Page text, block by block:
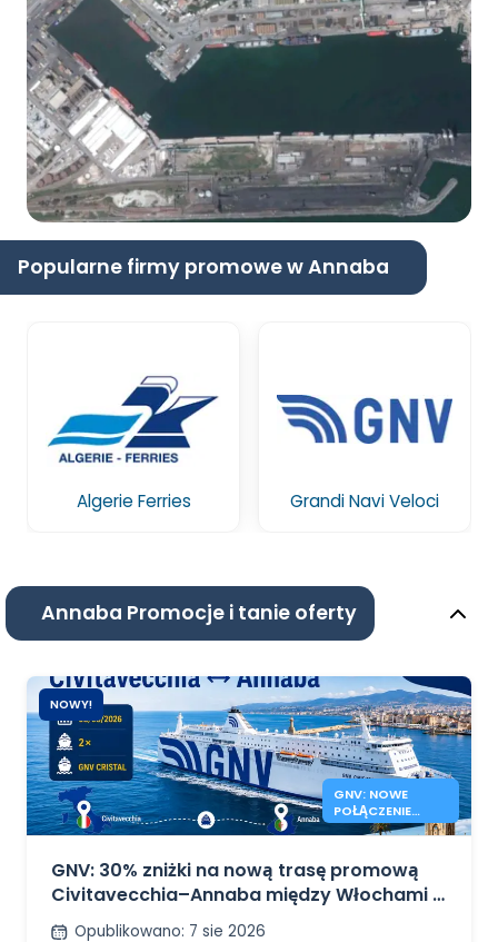
Popularne firmy promowe w Annaba
Algerie Ferries Grandi Navi Veloci
Annaba Promocje i tanie oferty
NOWY!
GNV: NOWE
POŁĄCZENIE
PROMOWE
GNV: 30% zniżki na nową trasę promową
Civitavecchia–Annaba między Włochami a
Algierią
Opublikowano: 7 sie 2026